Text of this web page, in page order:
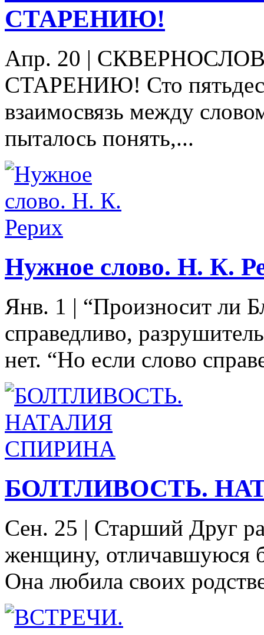
СТАРЕНИЮ!
Апр. 20 |
СТАРЕНИЮ! Сто
взаимосвязь между
пыталось понять,...
Нужное слово. Н. К.
Янв. 1 | “Произносит ли
справедливо,
нет. “Но если слово
БОЛТЛИВОСТЬ.
Сен. 25 | Старший Друг
женщину, отличавшуюся
Она любила своих